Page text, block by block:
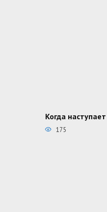
Когда
175